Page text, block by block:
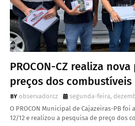
PROCON-CZ realiza
preços dos combustíveis
observadorcz
segunda-feira,
O PROCON Municipal de Cajazeiras-PB
12/12 e realizou a pesquisa de preço dos